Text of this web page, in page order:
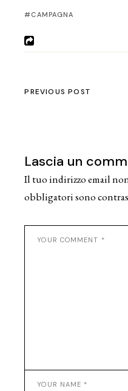
CAMPAGNA
PREVIOUS POST
Lascia un
Il tuo indirizzo email
obbligatori sono